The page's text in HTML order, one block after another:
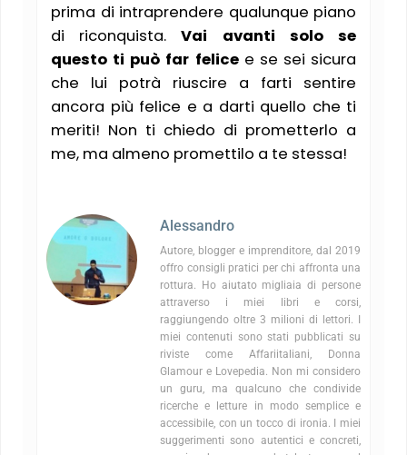
prima di intraprendere qualunque piano
di riconquista.Vai avanti solo se
questo ti può far felicee se sei sicura
che lui potrà riuscire a farti sentire
ancora più felice e a darti quello che ti
meriti! Non ti chiedo di prometterlo a
me, ma almeno promettilo a te stessa!
Alessandro
Autore, blogger e imprenditore, dal 2019
offro consigli pratici per chi affronta una
rottura. Ho aiutato migliaia di persone
attraverso i miei libri e corsi,
raggiungendo oltre 3 milioni di lettori. I
miei contenuti sono stati pubblicati su
riviste come Affariitaliani, Donna
Glamour e Lovepedia. Non mi considero
un guru, ma qualcuno che condivide
ricerche e letture in modo semplice e
accessibile, con un tocco di ironia. I miei
suggerimenti sono autentici e concreti,